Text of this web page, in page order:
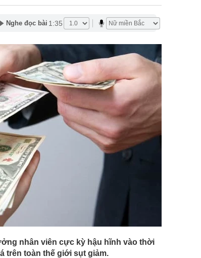
thầu Hoàng Kim Trường SN 1986
sinh viên nghèo lên gấp đôi
điều tra xử lý 4 mỏ khai thác
bừng, vợ Xuân Son đặt tay lên
trong trận đấu của ĐT Việt Nam
trẻ như mới 35 tiết lộ bí quyết chống
quả càng cao
thường xuyên báo đầy bộ nhớ
đình thu nhập không quá cao vẫn
tàu ngầm Scorpene tối tân
vụ Ủy viên UBND thành phố với 11
4 năm tuổi trong phòng khách, ai
thấy thư thái”
Nghe đọc bài 1:35
nhân viên cực kỳ hậu hĩnh vào thời
trên toàn thế giới sụt giảm.